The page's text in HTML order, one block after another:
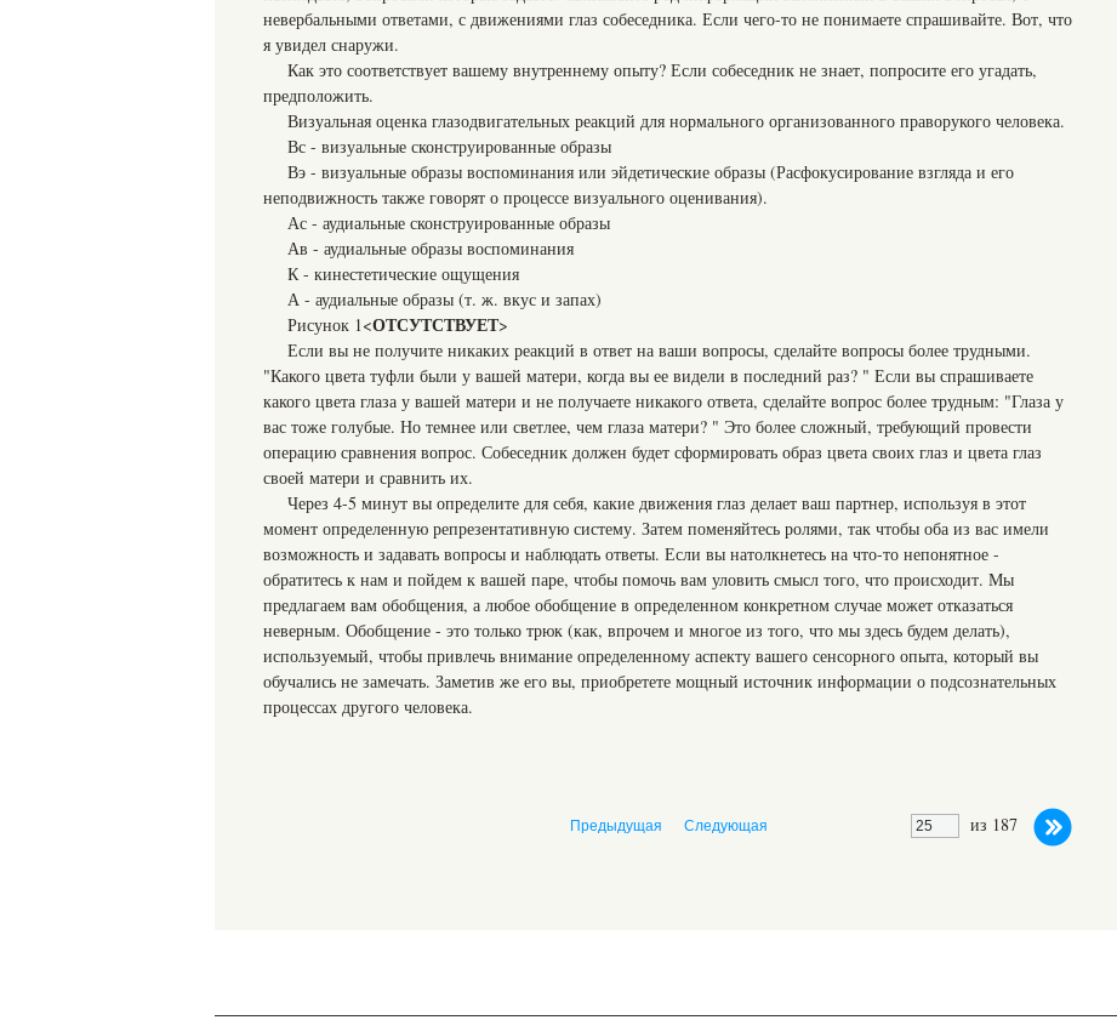
невербальными ответами, с движениями глаз собеседника. Если чего-то не понимаете спрашивайте. Вот, что
я увидел снаружи.
Как это соответствует вашему внутреннему опыту? Если собеседник не знает, попросите его угадать,
предположить.
Визуальная оценка глазодвигательных реакций для нормального организованного праворукого человека.
Вс - визуальные сконструированные образы
Вэ - визуальные образы воспоминания или эйдетические образы (Расфокусирование взгляда и его
неподвижность также говорят о процессе визуального оценивания).
Ас - аудиальные сконструированные образы
Ав - аудиальные образы воспоминания
К - кинестетические ощущения
А - аудиальные образы (т. ж. вкус и запах)
Рисунок 1<ОТСУТСТВУЕТ>
Если вы не получите никаких реакций в ответ на ваши вопросы, сделайте вопросы более трудными.
"Какого цвета туфли были у вашей матери, когда вы ее видели в последний раз? " Если вы спрашиваете
какого цвета глаза у вашей матери и не получаете никакого ответа, сделайте вопрос более трудным: "Глаза у
вас тоже голубые. Но темнее или светлее, чем глаза матери? " Это более сложный, требующий провести
операцию сравнения вопрос. Собеседник должен будет сформировать образ цвета своих глаз и цвета глаз
своей матери и сравнить их.
Через 4-5 минут вы определите для себя, какие движения глаз делает ваш партнер, используя в этот
момент определенную репрезентативную систему. Затем поменяйтесь ролями, так чтобы оба из вас имели
возможность и задавать вопросы и наблюдать ответы. Если вы натолкнетесь на что-то непонятное -
обратитесь к нам и пойдем к вашей паре, чтобы помочь вам уловить смысл того, что происходит. Мы
предлагаем вам обобщения, а любое обобщение в определенном конкретном случае может отказаться
неверным. Обобщение - это только трюк (как, впрочем и многое из того, что мы здесь будем делать),
используемый, чтобы привлечь внимание определенному аспекту вашего сенсорного опыта, который вы
обучались не замечать. Заметив же его вы, приобретете мощный источник информации о подсознательных
процессах другого человека.
из 187
Предыдущая Следующая